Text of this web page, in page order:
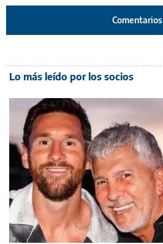
Comentarios
Lo más leído por los socios